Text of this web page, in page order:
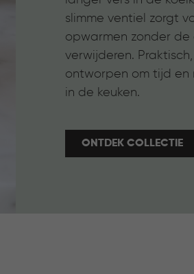
slimme ventiel zorgt
opwarmen zonder de
verwijderen.
ontworpen om tijd en
in de keuken.
ONTDEK COLLECTIE